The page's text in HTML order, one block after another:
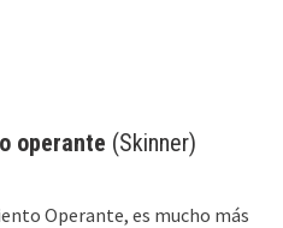
operante (Skinner)
Operante, es mucho más